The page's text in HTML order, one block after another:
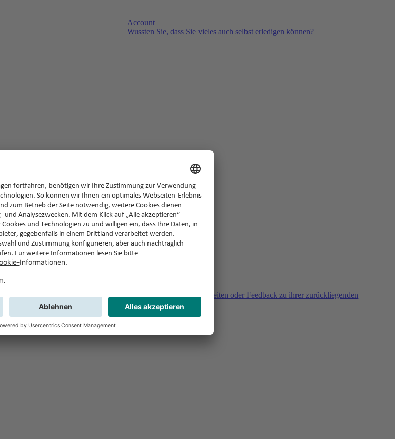
Account
Wussten Sie, dass Sie vieles auch selbst erledigen können?
Sie haben Fragen, Unklarheiten oder Feedback zu ihrer zurückliegenden
Buchung?